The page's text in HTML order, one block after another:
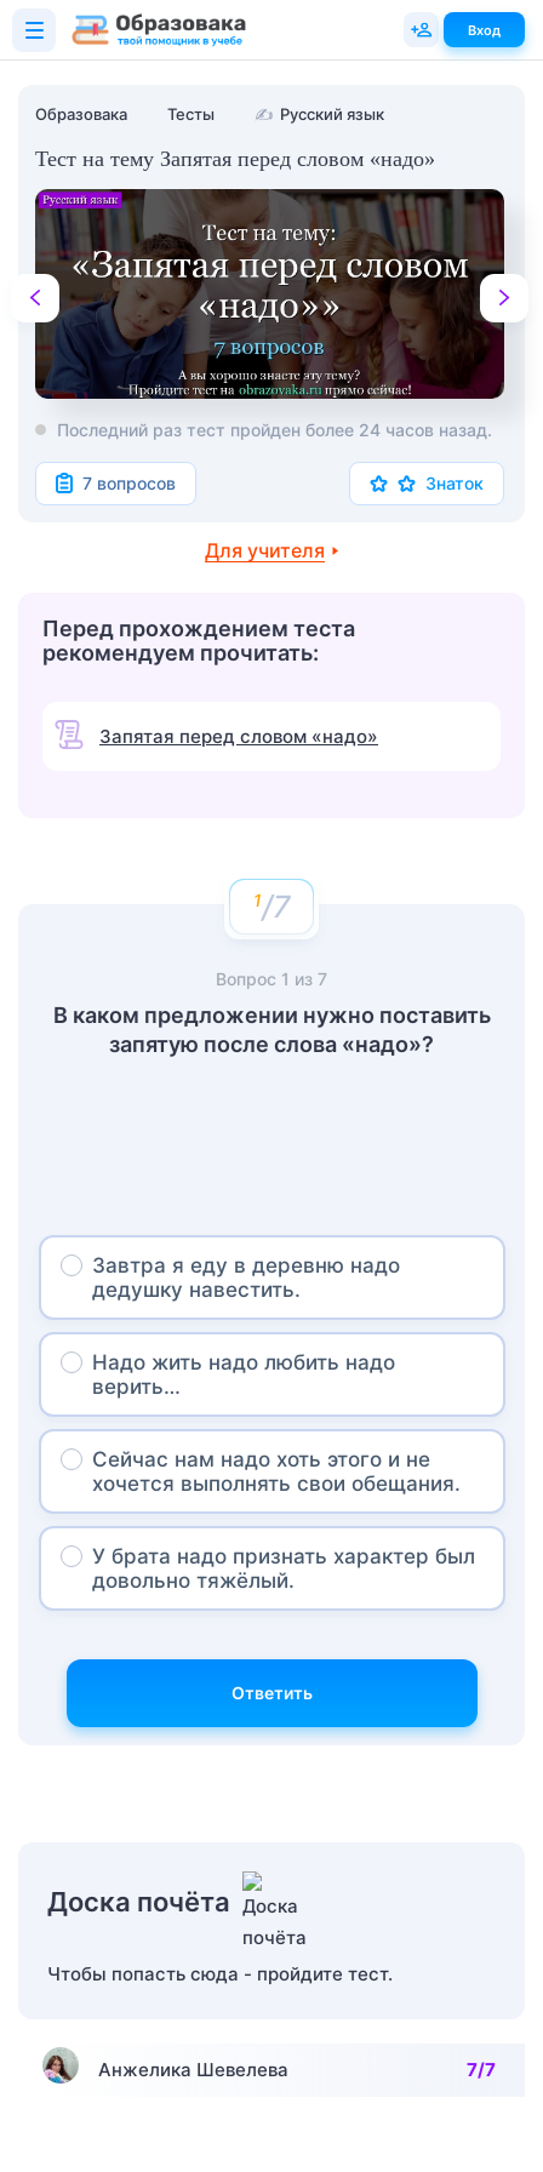
Образовака Тесты ✍ Русский язык
Тест на тему Запятая перед словом «надо»
Последний раз тест пройден более 24 часов назад.
7 вопросов Знаток
Для учителя
Перед прохождением теста
рекомендуем прочитать:
Запятая перед словом «надо»
/7
Вопрос 1 из 7
В каком предложении нужно поставить
запятую после слова «надо»?
Завтра я еду в деревню надо
дедушку навестить.
Надо жить надо любить надо
верить…
Сейчас нам надо хоть этого и не
хочется выполнять свои обещания.
У брата надо признать характер был
довольно тяжёлый.
Ответить
Доска почёта
Чтобы попасть сюда - пройдите тест.
Анжелика Шевелева 7/7
Вход